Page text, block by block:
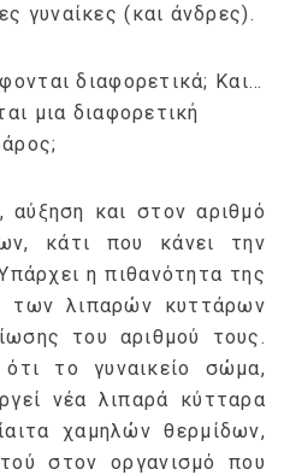
γυναίκες (και άνδρες).
διαφορετικά; Και…
μια διαφορετική
αύξηση και στον αριθμό
κάτι που κάνει την
η πιθανότητα της
των λιπαρών κυττάρων
του αριθμού τους.
ότι το γυναικείο σώμα,
νέα λιπαρά κύτταρα
χαμηλών θερμίδων,
στον οργανισμό που